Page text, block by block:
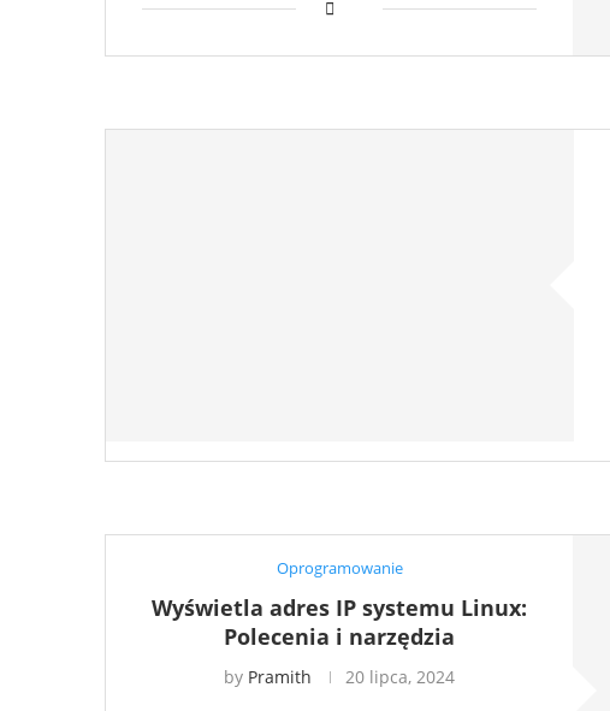
Oprogramowanie
Wyświetla adres IP systemu Linux:
Polecenia i narzędzia
by Pramith 20 lipca, 2024